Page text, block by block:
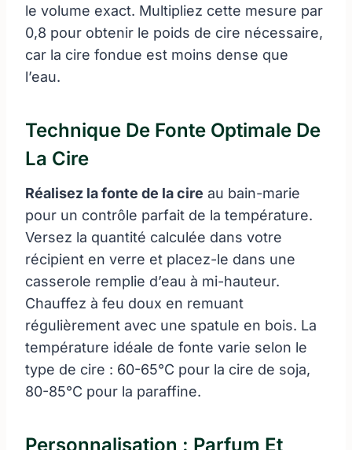
le volume exact. Multipliez cette mesure par
0,8 pour obtenir le poids de cire nécessaire,
car la cire fondue est moins dense que
l’eau.
Technique De Fonte Optimale De
La Cire
Réalisez la fonte de la cire au bain-marie
pour un contrôle parfait de la température.
Versez la quantité calculée dans votre
récipient en verre et placez-le dans une
casserole remplie d’eau à mi-hauteur.
Chauffez à feu doux en remuant
régulièrement avec une spatule en bois. La
température idéale de fonte varie selon le
type de cire : 60-65°C pour la cire de soja,
80-85°C pour la paraffine.
Personnalisation : Parfum Et